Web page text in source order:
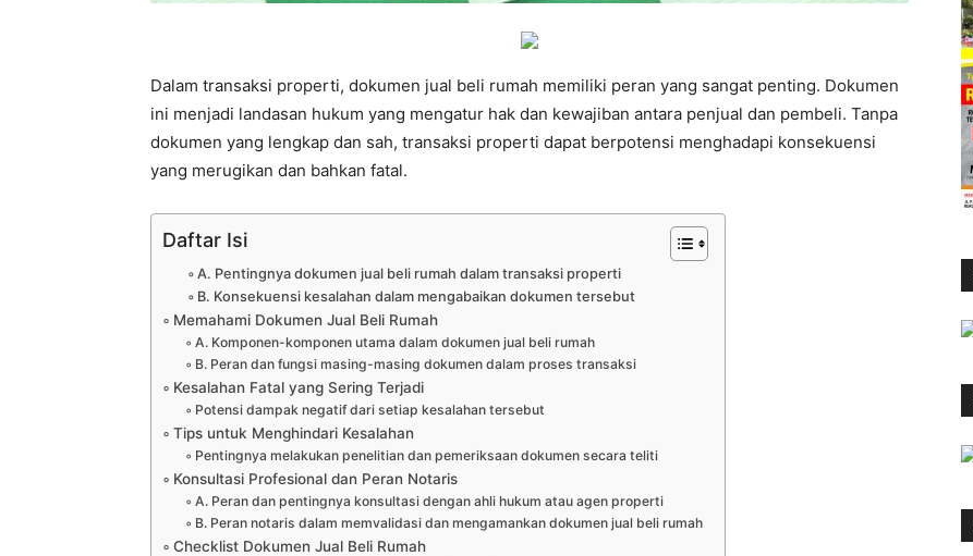
Dalam transaksi properti, dokumen jual beli rumah memiliki peran yang sangat penting. Dokumen
ini menjadi landasan hukum yang mengatur hak dan kewajiban antara penjual dan pembeli. Tanpa
dokumen yang lengkap dan sah, transaksi properti dapat berpotensi menghadapi konsekuensi
yang merugikan dan bahkan fatal.
Daftar Isi
A. Pentingnya dokumen jual beli rumah dalam transaksi properti
B. Konsekuensi kesalahan dalam mengabaikan dokumen tersebut
Memahami Dokumen Jual Beli Rumah
A. Komponen-komponen utama dalam dokumen jual beli rumah
B. Peran dan fungsi masing-masing dokumen dalam proses transaksi
Kesalahan Fatal yang Sering Terjadi
Potensi dampak negatif dari setiap kesalahan tersebut
Tips untuk Menghindari Kesalahan
Pentingnya melakukan penelitian dan pemeriksaan dokumen secara teliti
Konsultasi Profesional dan Peran Notaris
A. Peran dan pentingnya konsultasi dengan ahli hukum atau agen properti
B. Peran notaris dalam memvalidasi dan mengamankan dokumen jual beli rumah
Checklist Dokumen Jual Beli Rumah